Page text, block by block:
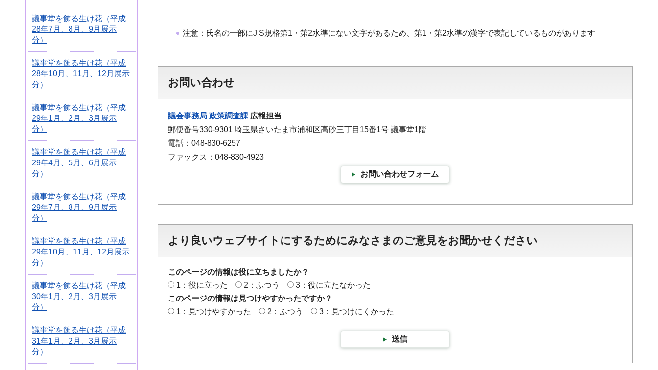
議事堂を飾る生け花（平成
28年7月、8月、9月展示
分）
議事堂を飾る生け花（平成
28年10月、11月、12月展示
分）
議事堂を飾る生け花（平成
29年1月、2月、3月展示
分）
議事堂を飾る生け花（平成
29年4月、5月、6月展示
分）
議事堂を飾る生け花（平成
29年7月、8月、9月展示
分）
議事堂を飾る生け花（平成
29年10月、11月、12月展示
分）
議事堂を飾る生け花（平成
30年1月、2月、3月展示
分）
議事堂を飾る生け花（平成
31年1月、2月、3月展示
分）
注意：氏名の一部にJIS規格第1・第2水準にない文字があるため、第1・第2水準の漢字で表記しているものがあります
お問い合わせ
議会事務局 政策調査課 広報担当
郵便番号330-9301 埼玉県さいたま市浦和区高砂三丁目15番1号 議事堂1階
電話：048-830-6257
ファックス：048-830-4923
お問い合わせフォーム
より良いウェブサイトにするためにみなさまのご意見をお聞かせください
このページの情報は役に立ちましたか？
1：役に立った
2：ふつう
3：役に立たなかった
このページの情報は見つけやすかったですか？
1：見つけやすかった
2：ふつう 3：見つけにくかった
送信